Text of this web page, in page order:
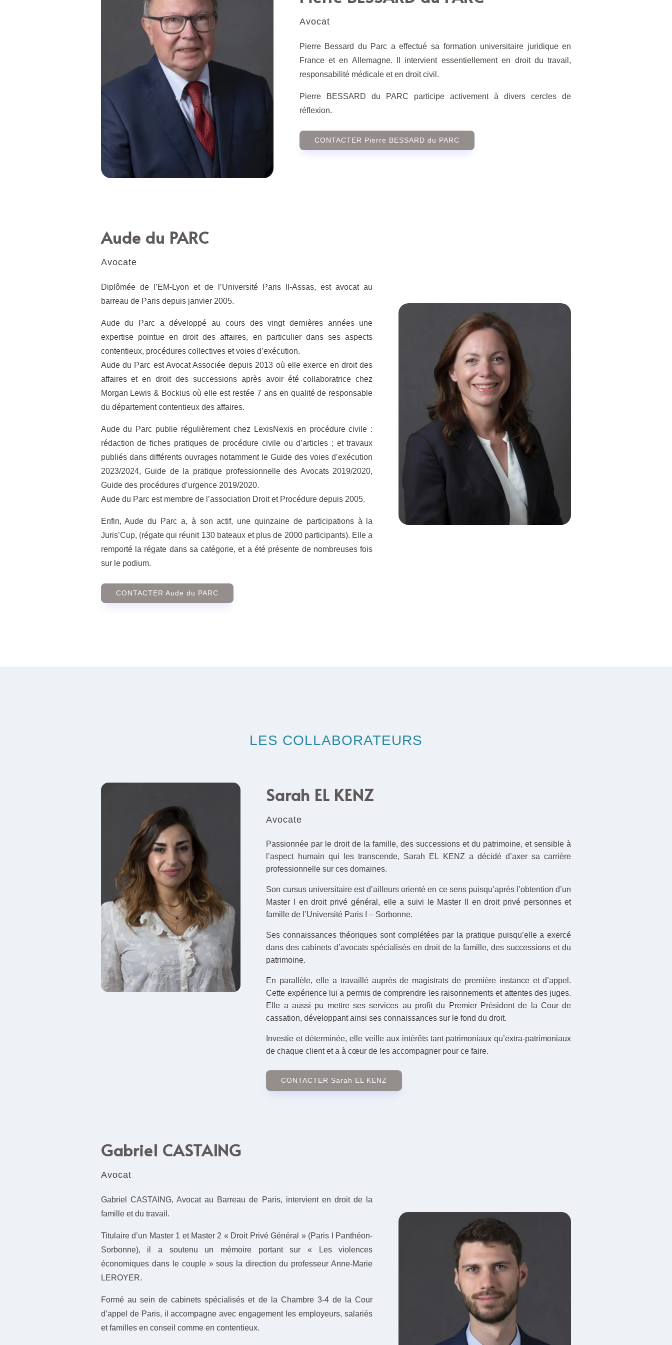
Avocat
Pierre Bessard du Parc a effectué sa formation universitaire juridique en
France et en Allemagne. Il intervient essentiellement en droit du travail,
responsabilité médicale et en droit civil.
Pierre BESSARD du PARC participe activement à divers cercles de
réflexion.
CONTACTER Pierre BESSARD du PARC
Aude du PARC
Avocate
Diplômée de l’EM-Lyon et de l’Université Paris II-Assas, est avocat au
barreau de Paris depuis janvier 2005.
Aude du Parc a développé au cours des vingt dernières années une
expertise pointue en droit des affaires, en particulier dans ses aspects
contentieux, procédures collectives et voies d’exécution.
Aude du Parc est Avocat Associée depuis 2013 où elle exerce en droit des
affaires et en droit des successions après avoir été collaboratrice chez
Morgan Lewis & Bockius où elle est restée 7 ans en qualité de responsable
du département contentieux des affaires.
Aude du Parc publie régulièrement chez LexisNexis en procédure civile :
rédaction de fiches pratiques de procédure civile ou d’articles ; et travaux
publiés dans différents ouvrages notamment le Guide des voies d’exécution
2023/2024, Guide de la pratique professionnelle des Avocats 2019/2020,
Guide des procédures d’urgence 2019/2020.
Aude du Parc est membre de l’association Droit et Procédure depuis 2005.
Enfin, Aude du Parc a, à son actif, une quinzaine de participations à la
Juris’Cup, (régate qui réunit 130 bateaux et plus de 2000 participants). Elle a
remporté la régate dans sa catégorie, et a été présente de nombreuses fois
sur le podium.
CONTACTER Aude du PARC
LES COLLABORATEURS
Sarah EL KENZ
Avocate
Passionnée par le droit de la famille, des successions et du patrimoine, et sensible à
l’aspect humain qui les transcende, Sarah EL KENZ a décidé d’axer sa carrière
professionnelle sur ces domaines.
Son cursus universitaire est d’ailleurs orienté en ce sens puisqu’après l’obtention d’un
Master I en droit privé général, elle a suivi le Master II en droit privé personnes et
famille de l’Université Paris I – Sorbonne.
Ses connaissances théoriques sont complétées par la pratique puisqu’elle a exercé
dans des cabinets d’avocats spécialisés en droit de la famille, des successions et du
patrimoine.
En parallèle, elle a travaillé auprès de magistrats de première instance et d’appel.
Cette expérience lui a permis de comprendre les raisonnements et attentes des juges.
Elle a aussi pu mettre ses services au profit du Premier Président de la Cour de
cassation, développant ainsi ses connaissances sur le fond du droit.
Investie et déterminée, elle veille aux intérêts tant patrimoniaux qu’extra-patrimoniaux
de chaque client et a à cœur de les accompagner pour ce faire.
CONTACTER Sarah EL KENZ
Gabriel CASTAING
Avocat
Gabriel CASTAING, Avocat au Barreau de Paris, intervient en droit de la
famille et du travail.
Titulaire d’un Master 1 et Master 2 « Droit Privé Général » (Paris I Panthéon-
Sorbonne), il a soutenu un mémoire portant sur « Les violences
économiques dans le couple » sous la direction du professeur Anne-Marie
LEROYER.
Formé au sein de cabinets spécialisés et de la Chambre 3-4 de la Cour
d’appel de Paris, il accompagne avec engagement les employeurs, salariés
et familles en conseil comme en contentieux.